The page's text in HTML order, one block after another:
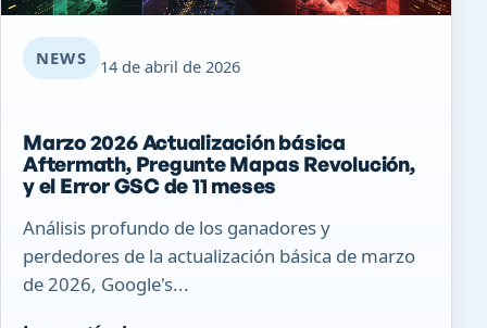
NEWS 14 de abril de 2026
Marzo 2026 Actualización básica
Aftermath, Pregunte Mapas Revolución,
y el Error GSC de 11 meses
Análisis profundo de los ganadores y
perdedores de la actualización básica de marzo
de 2026, Google's...